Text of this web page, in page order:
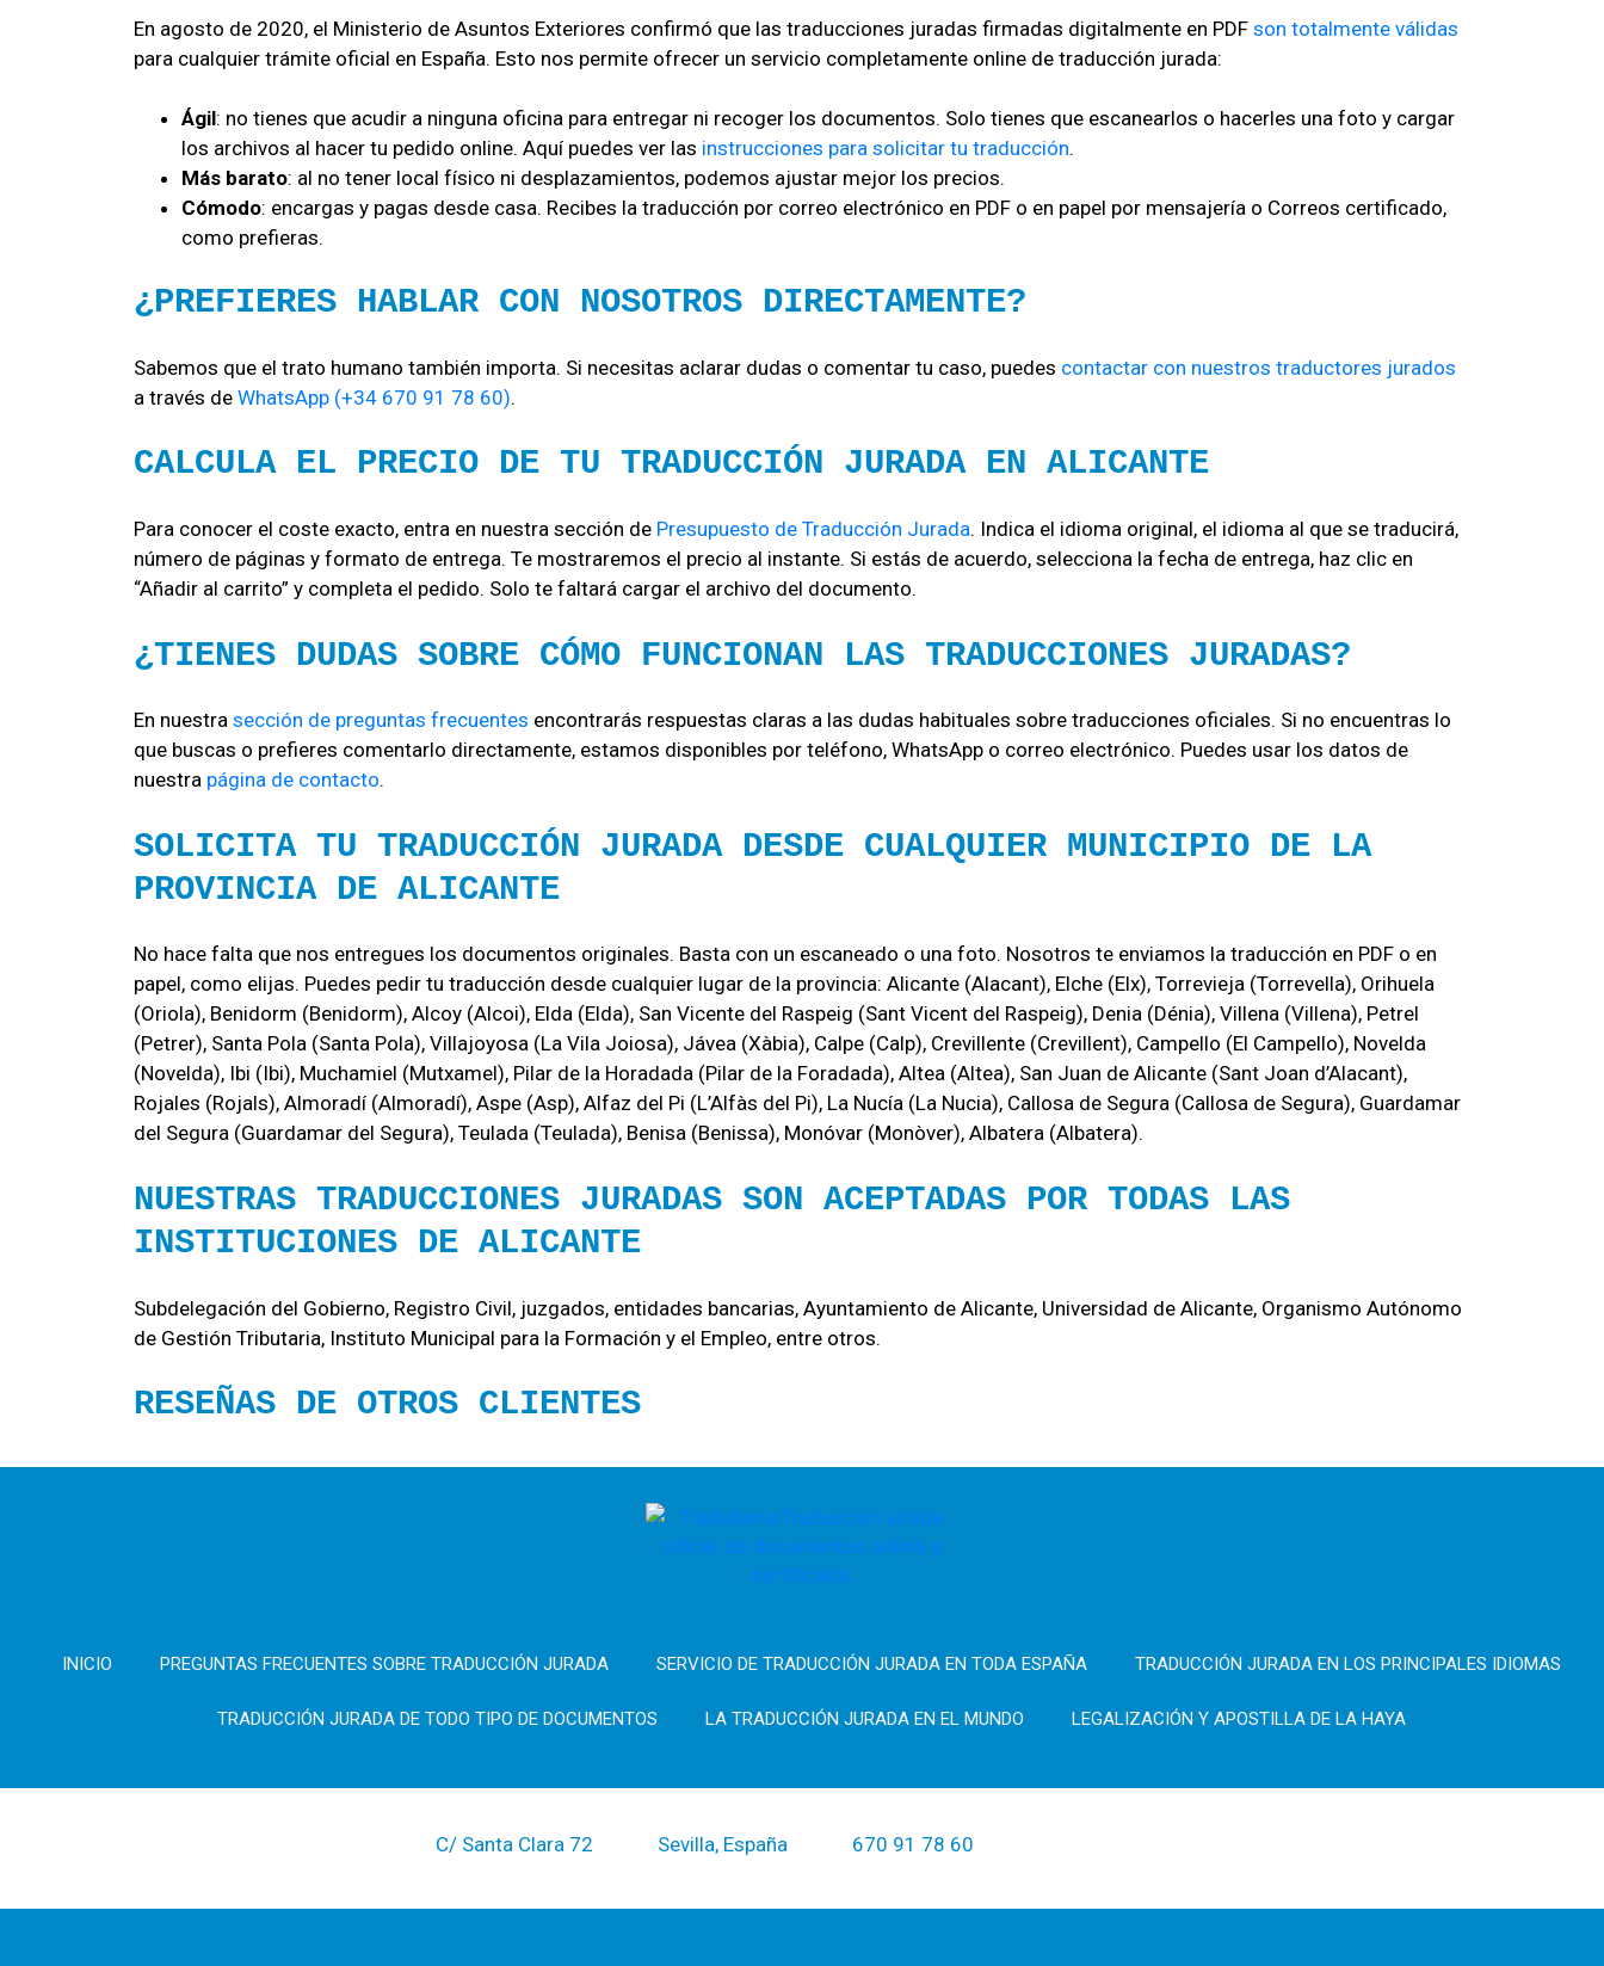
En agosto de 2020, el Ministerio de Asuntos Exteriores confirmó que las traducciones juradas firmadas digitalmente en PDF son totalmente válidas
para cualquier trámite oficial en España. Esto nos permite ofrecer un servicio completamente online de traducción jurada:
Ágil: no tienes que acudir a ninguna oficina para entregar ni recoger los documentos. Solo tienes que escanearlos o hacerles una foto y cargar
los archivos al hacer tu pedido online. Aquí puedes ver las instrucciones para solicitar tu traducción.
Más barato: al no tener local físico ni desplazamientos, podemos ajustar mejor los precios.
Cómodo: encargas y pagas desde casa. Recibes la traducción por correo electrónico en PDF o en papel por mensajería o Correos certificado,
como prefieras.
¿PREFIERES HABLAR CON NOSOTROS DIRECTAMENTE?
Sabemos que el trato humano también importa. Si necesitas aclarar dudas o comentar tu caso, puedes contactar con nuestros traductores jurados
a través de WhatsApp (+34 670 91 78 60).
CALCULA EL PRECIO DE TU TRADUCCIÓN JURADA EN ALICANTE
Para conocer el coste exacto, entra en nuestra sección de Presupuesto de Traducción Jurada. Indica el idioma original, el idioma al que se traducirá,
número de páginas y formato de entrega. Te mostraremos el precio al instante. Si estás de acuerdo, selecciona la fecha de entrega, haz clic en
“Añadir al carrito” y completa el pedido. Solo te faltará cargar el archivo del documento.
¿TIENES DUDAS SOBRE CÓMO FUNCIONAN LAS TRADUCCIONES JURADAS?
En nuestra sección de preguntas frecuentes encontrarás respuestas claras a las dudas habituales sobre traducciones oficiales. Si no encuentras lo
que buscas o prefieres comentarlo directamente, estamos disponibles por teléfono, WhatsApp o correo electrónico. Puedes usar los datos de
nuestra página de contacto.
SOLICITA TU TRADUCCIÓN JURADA DESDE CUALQUIER MUNICIPIO DE LA
PROVINCIA DE ALICANTE
No hace falta que nos entregues los documentos originales. Basta con un escaneado o una foto. Nosotros te enviamos la traducción en PDF o en
papel, como elijas. Puedes pedir tu traducción desde cualquier lugar de la provincia: Alicante (Alacant), Elche (Elx), Torrevieja (Torrevella), Orihuela
(Oriola), Benidorm (Benidorm), Alcoy (Alcoi), Elda (Elda), San Vicente del Raspeig (Sant Vicent del Raspeig), Denia (Dénia), Villena (Villena), Petrel
(Petrer), Santa Pola (Santa Pola), Villajoyosa (La Vila Joiosa), Jávea (Xàbia), Calpe (Calp), Crevillente (Crevillent), Campello (El Campello), Novelda
(Novelda), Ibi (Ibi), Muchamiel (Mutxamel), Pilar de la Horadada (Pilar de la Foradada), Altea (Altea), San Juan de Alicante (Sant Joan d’Alacant),
Rojales (Rojals), Almoradí (Almoradí), Aspe (Asp), Alfaz del Pi (L’Alfàs del Pi), La Nucía (La Nucia), Callosa de Segura (Callosa de Segura), Guardamar
del Segura (Guardamar del Segura), Teulada (Teulada), Benisa (Benissa), Monóvar (Monòver), Albatera (Albatera).
NUESTRAS TRADUCCIONES JURADAS SON ACEPTADAS POR TODAS LAS
INSTITUCIONES DE ALICANTE
Subdelegación del Gobierno, Registro Civil, juzgados, entidades bancarias, Ayuntamiento de Alicante, Universidad de Alicante, Organismo Autónomo
de Gestión Tributaria, Instituto Municipal para la Formación y el Empleo, entre otros.
RESEÑAS DE OTROS CLIENTES
INICIO PREGUNTAS FRECUENTES SOBRE TRADUCCIÓN JURADA SERVICIO DE TRADUCCIÓN JURADA EN TODA ESPAÑA TRADUCCIÓN JURADA EN LOS PRINCIPALES IDIOMAS
TRADUCCIÓN JURADA DE TODO TIPO DE DOCUMENTOS LA TRADUCCIÓN JURADA EN EL MUNDO LEGALIZACIÓN Y APOSTILLA DE LA HAYA
C/ Santa Clara 72 Sevilla, España 670 91 78 60